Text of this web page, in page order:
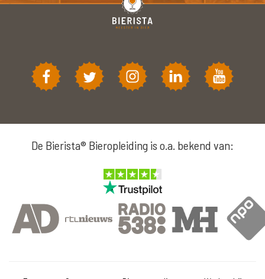
De Bierista® Bieropleiding is o.a. bekend van: